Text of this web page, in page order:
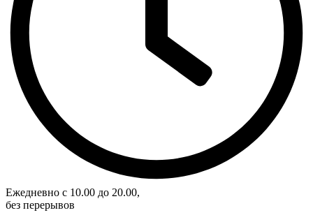
Eжедневно с 10.00 до 20.00,
без перерывов